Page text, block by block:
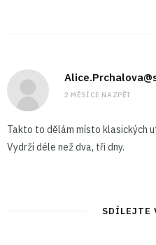
2 MĚSÍCE NAZPĚT
Takto to dělám místo klasických
Vydrží déle než dva, tři dny.
SDÍLEJTE